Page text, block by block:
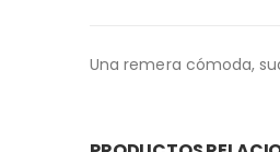
Una remera cómoda,